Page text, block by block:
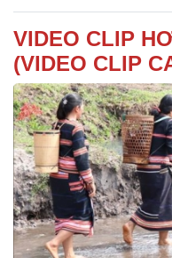
VIDEO CLIP
(VIDEO CLIP